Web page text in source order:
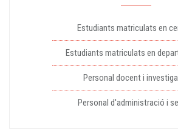
Estudiants matriculats en
Estudiants matriculats en
Personal docent i
Personal d'administració i